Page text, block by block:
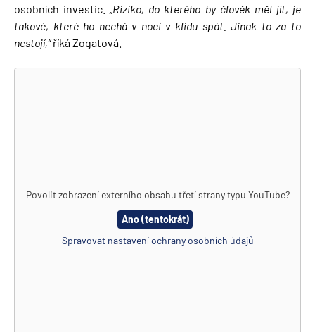
osobních investic.„Riziko, do kterého by člověk měl jít, je
takové, které ho nechá v noci v klidu spát. Jinak to za to
nestojí,“říká Zogatová.
Povolit zobrazení externího obsahu třetí strany typu YouTube?
Ano (tentokrát)
Spravovat nastavení ochrany osobních údajů